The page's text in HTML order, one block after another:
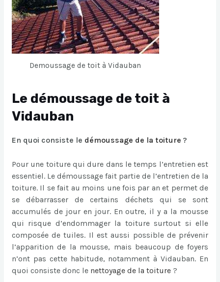
Demoussage de toit à Vidauban
Le démoussage de toit à
Vidauban
En quoi consiste le démoussage de la toiture ?
Pour une toiture qui dure dans le temps l’entretien est
essentiel. Le démoussage fait partie de l’entretien de la
toiture. Il se fait au moins une fois par an et permet de
se débarrasser de certains déchets qui se sont
accumulés de jour en jour. En outre, il y a la mousse
qui risque d’endommager la toiture surtout si elle
composée de tuiles. Il est aussi possible de prévenir
l’apparition de la mousse, mais beaucoup de foyers
n’ont pas cette habitude, notamment à Vidauban. En
quoi consiste donc le nettoyage de la toiture ?